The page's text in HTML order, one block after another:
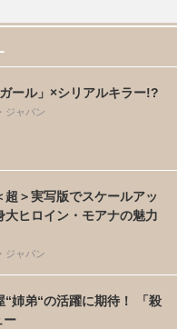
ール」×シリアルキラー!?
ジャパン
超＞実写版でスケールアッ
大ヒロイン・モアナの魅力
ジャパン
“姉弟“の活躍に期待！ 「殺
ー